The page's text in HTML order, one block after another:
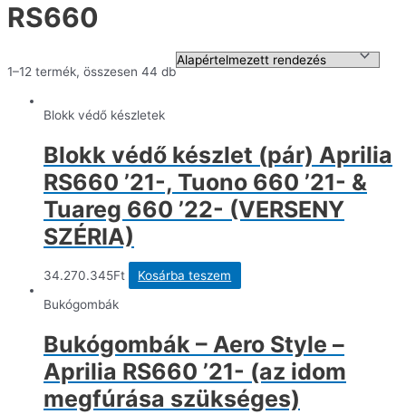
RS660
1–12 termék, összesen 44 db
Blokk védő készletek
Blokk védő készlet (pár) Aprilia
RS660 ’21-, Tuono 660 ’21- &
Tuareg 660 ’22- (VERSENY
SZÉRIA)
34.270.345Ft
Kosárba teszem
Bukógombák
Bukógombák – Aero Style –
Aprilia RS660 ’21- (az idom
megfúrása szükséges)